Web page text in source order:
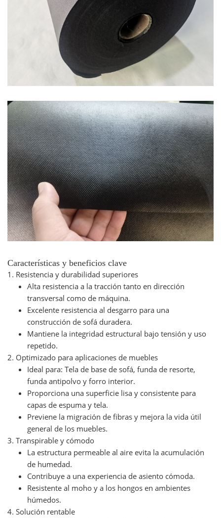
Características y beneficios clave
1. Resistencia y durabilidad superiores
Alta resistencia a la tracción tanto en dirección
transversal como de máquina.
Excelente resistencia al desgarro para una
construcción de sofá duradera.
Mantiene la integridad estructural bajo tensión y uso
repetido.
2. Optimizado para aplicaciones de muebles
Ideal para: Tela de base de sofá, funda de resorte,
funda antipolvo y forro interior.
Proporciona una superficie lisa y consistente para
capas de espuma y tela.
Previene la migración de fibras y mejora la vida útil
general de los muebles.
3. Transpirable y cómodo
La estructura permeable al aire evita la acumulación
de humedad.
Contribuye a una experiencia de asiento cómoda.
Resistente al moho y a los hongos en ambientes
húmedos.
4. Solución rentable